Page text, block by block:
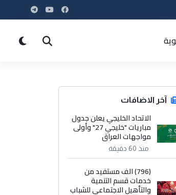
آخر الاضافات
الاتحاد الخليجي يعلن جدول
مباريات "خليجي 27" وأولى
مواجهات العراق
منذ 60 دقيقة
(796) الف مستفيد من
خدمات قسم التنمية
والتأهيل الاجتماعي للشباب